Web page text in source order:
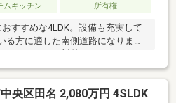
ムキッチン 所有権
すすめな4LDK。設備も充実して
る方に適した南側道路になりま
件です。95.22㎡の建物面積でスペ
ごせますよ。TVインターホン付き
。央区田名 2,080万円 4SLDK